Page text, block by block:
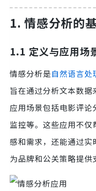
1. 情感分析的
1.1 定义与应用场
情感分析是自然语言处
旨在通过分析文本数
应用场景包括电影评
监控等。这些应用不
感和需求，还能通过实
为品牌和公关策略提供